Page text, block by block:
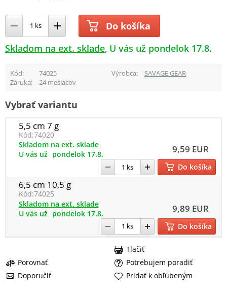
Do košíka
Skladom na ext. sklade U vás už pondelok 17.8.
Kód 74025 Výrobca
SAVAGE GEAR
Záruka
24 mesiacov
Vybrať variantu
5,5 cm 7 g
Kód:74020
9,59 EUR
Skladom na ext. sklade
U vás už pondelok 17.8.
Do košíka
6,5 cm 10,5 g
Kód:74025
9,89 EUR
Skladom na ext. sklade
U vás už pondelok 17.8.
Do košíka
Porovnať
Potrebujem poradiť
Doporučiť
Tlačiť
Pridať k obľúbeným